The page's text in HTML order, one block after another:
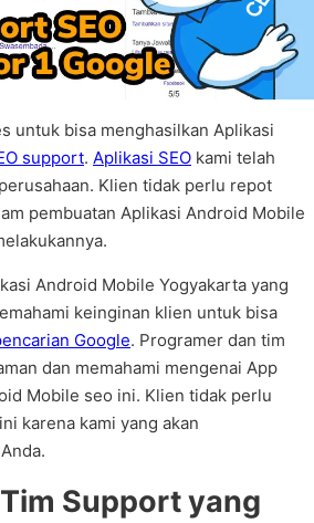
untuk bisa menghasilkan Aplikasi
support. Aplikasi SEO kami telah
Klien tidak perlu repot
pembuatan Aplikasi Android Mobile
Android Mobile Yogyakarta yang
keinginan klien untuk bisa
Google. Programer dan tim
dan memahami mengenai App
Mobile seo ini. Klien tidak perlu
karena kami yang akan
Support yang